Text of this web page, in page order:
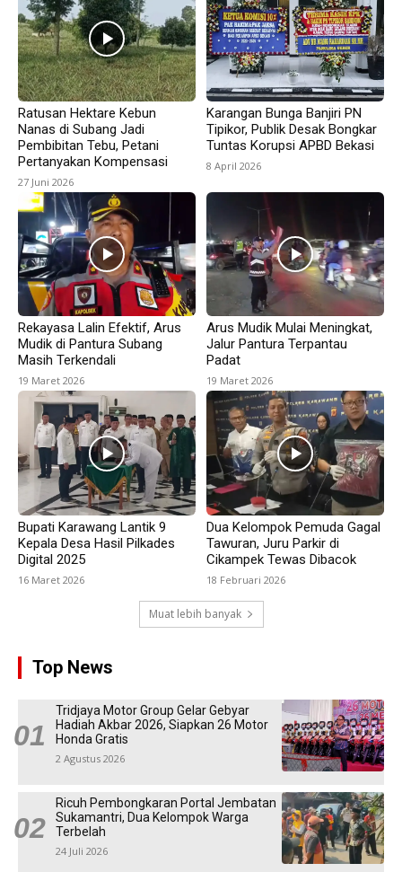
Ratusan Hektare Kebun
Nanas di Subang Jadi
Pembibitan Tebu, Petani
Pertanyakan Kompensasi
27 Juni 2026
Karangan Bunga Banjiri PN
Tipikor, Publik Desak Bongkar
Tuntas Korupsi APBD Bekasi
8 April 2026
Rekayasa Lalin Efektif, Arus
Mudik di Pantura Subang
Masih Terkendali
19 Maret 2026
Arus Mudik Mulai Meningkat,
Jalur Pantura Terpantau
Padat
19 Maret 2026
Bupati Karawang Lantik 9
Kepala Desa Hasil Pilkades
Digital 2025
16 Maret 2026
Dua Kelompok Pemuda Gagal
Tawuran, Juru Parkir di
Cikampek Tewas Dibacok
18 Februari 2026
Muat lebih banyak
Top News
Tridjaya Motor Group Gelar Gebyar
Hadiah Akbar 2026, Siapkan 26 Motor
Honda Gratis
2 Agustus 2026
Ricuh Pembongkaran Portal Jembatan
Sukamantri, Dua Kelompok Warga
Terbelah
24 Juli 2026